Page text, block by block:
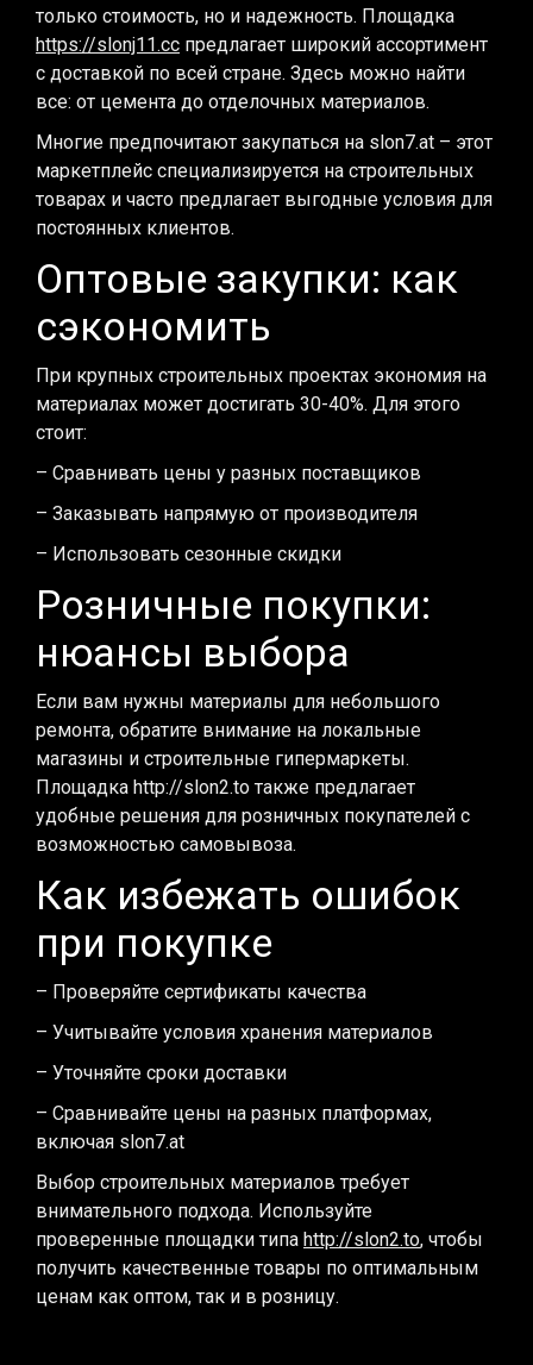
только стоимость, но и надежность. Площадка
https://slonj11.cc предлагает широкий ассортимент
с доставкой по всей стране. Здесь можно найти
все: от цемента до отделочных материалов.
Многие предпочитают закупаться на slon7.at – этот
маркетплейс специализируется на строительных
товарах и часто предлагает выгодные условия для
постоянных клиентов.
Оптовые закупки: как
сэкономить
При крупных строительных проектах экономия на
материалах может достигать 30-40%. Для этого
стоит:
– Сравнивать цены у разных поставщиков
– Заказывать напрямую от производителя
– Использовать сезонные скидки
Розничные покупки:
нюансы выбора
Если вам нужны материалы для небольшого
ремонта, обратите внимание на локальные
магазины и строительные гипермаркеты.
Площадка http://slon2.to также предлагает
удобные решения для розничных покупателей с
возможностью самовывоза.
Как избежать ошибок
при покупке
– Проверяйте сертификаты качества
– Учитывайте условия хранения материалов
– Уточняйте сроки доставки
– Сравнивайте цены на разных платформах,
включая slon7.at
Выбор строительных материалов требует
внимательного подхода. Используйте
проверенные площадки типа http://slon2.to, чтобы
получить качественные товары по оптимальным
ценам как оптом, так и в розницу.